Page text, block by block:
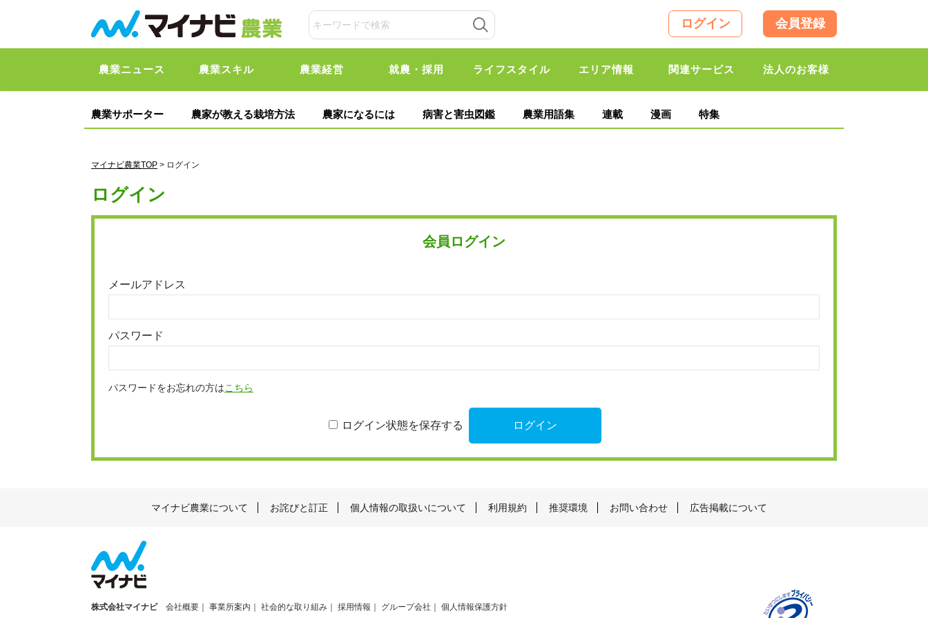
ログイン 会員登録
農業ニュース 農業スキル 農業経営 就農・採用 ライフスタイル エリア情報 関連サービス 法人のお客様
農業サポーター 農家が教える栽培方法 農家になるには 病害と害虫図鑑 農業用語集 連載 漫画 特集
マイナビ農業TOP > ログイン
ログイン
会員ログイン
メールアドレス
パスワード
パスワードをお忘れの方はこちら
ログイン状態を保存する
マイナビ農業について お詫びと訂正 個人情報の取扱いについて 利用規約 推奨環境 お問い合わせ 広告掲載について
株式会社マイナビ 会社概要 事業所案内 社会的な取り組み 採用情報 グループ会社 個人情報保護方針